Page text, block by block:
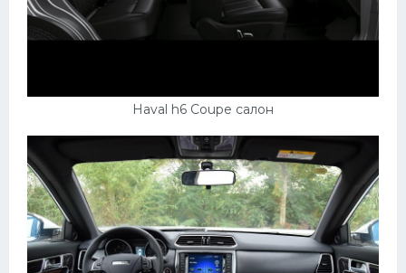
Haval h6 Coupe салон